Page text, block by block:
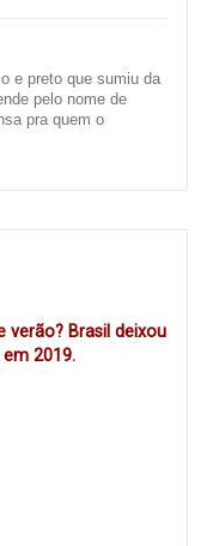
e preto que sumiu da
pelo nome de
pra quem o
sobre as ruas da
a população
fica pulando dentro
e as ruas em torno
centro..... é um
dias ) Isso acaba
para cobrarem,
obras, CADÊ
Brasil deixou
2019.